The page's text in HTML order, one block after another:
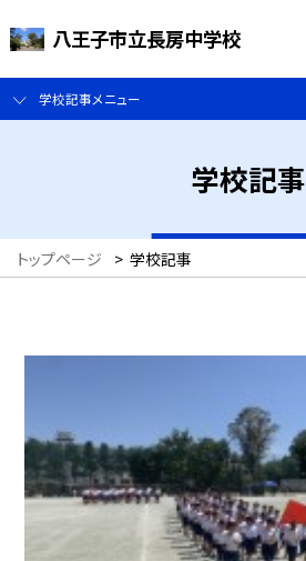
八王子市立長房中学校
学校記事メニュー
学校記事
トップページ > 学校記事